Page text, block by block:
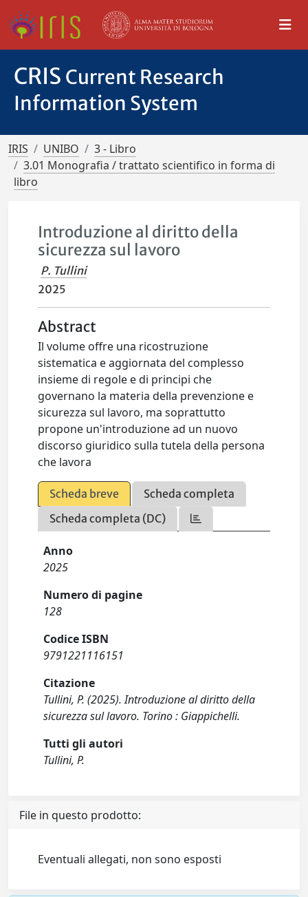
CRIS Current Research
Information System
IRIS UNIBO
3 - Libro
3.01 Monografia / trattato scientifico in forma di
libro
Introduzione al diritto della
sicurezza sul lavoro
P. Tullini
2025
Abstract
Il volume offre una ricostruzione
sistematica e aggiornata del complesso
insieme di regole e di principi che
governano la materia della prevenzione e
sicurezza sul lavoro, ma soprattutto
propone un'introduzione ad un nuovo
discorso giuridico sulla tutela della persona
che lavora
Scheda breve
Scheda completa
Scheda completa (DC)
Anno
2025
Numero di pagine
128
Codice ISBN
9791221116151
Citazione
Tullini, P. (2025). Introduzione al diritto della
sicurezza sul lavoro. Torino : Giappichelli.
Tutti gli autori
Tullini, P.
File in questo prodotto:
Eventuali allegati, non sono esposti